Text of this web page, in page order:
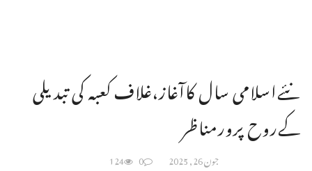
نئےاسلامی سال کاآغاز،غلاف کعبہ کی تبدیلی
کےروح پرورمناظر
جون 26, 2025 0
124